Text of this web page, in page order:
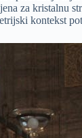
za
kontekst